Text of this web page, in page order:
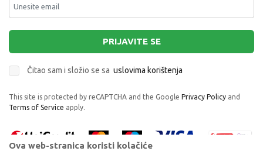
PRIJAVITE SE
Čitao sam i složio se sa uslovima korištenja
This site is protected by reCAPTCHA and the Google Privacy Policy and
Terms of Service apply.
Ova web-stranica koristi kolačiće